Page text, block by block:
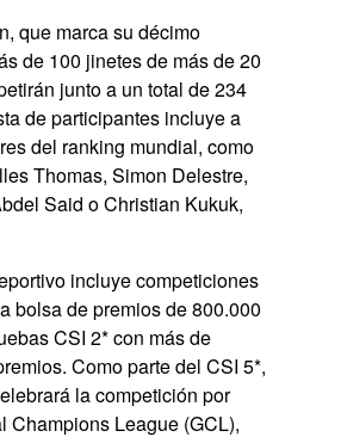
que marca su décimo
de 100 jinetes de más de 20
junto a un total de 234
de participantes incluye a
del ranking mundial, como
Thomas, Simon Delestre,
Said o Christian Kukuk,
incluye competiciones
bolsa de premios de 800.000
CSI 2* con más de
Como parte del CSI 5*,
la competición por
Champions League (GCL),